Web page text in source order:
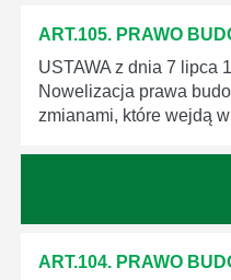
ART.105. PRAWO
USTAWA z dnia 7 lipca
Nowelizacja prawa
zmianami, które wejdą
ART.104. PRAWO